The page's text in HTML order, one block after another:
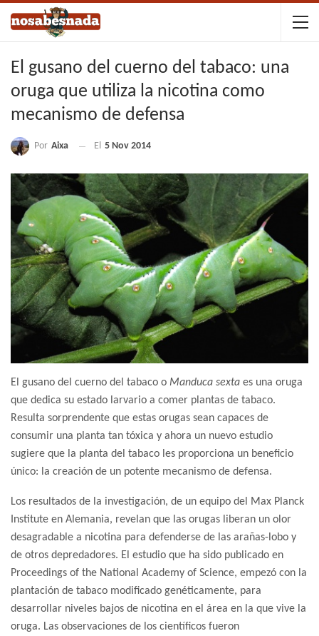
El gusano del cuerno del tabaco: una
oruga que utiliza la nicotina como
mecanismo de defensa
Por Aixa El 5 Nov 2014
El gusano del cuerno del tabaco o Manduca sexta es una oruga
que dedica su estado larvario a comer plantas de tabaco.
Resulta sorprendente que estas orugas sean capaces de
consumir una planta tan tóxica y ahora un nuevo estudio
sugiere que la planta del tabaco les proporciona un beneficio
único: la creación de un potente mecanismo de defensa.
Los resultados de la investigación, de un equipo del Max Planck
Institute en Alemania, revelan que las orugas liberan un olor
desagradable a nicotina para defenderse de las arañas-lobo y
de otros depredadores. El estudio que ha sido publicado en
Proceedings of the National Academy of Science, empezó con la
plantación de tabaco modificado genéticamente, para
desarrollar niveles bajos de nicotina en el área en la que vive la
oruga. Las observaciones de los científicos fueron